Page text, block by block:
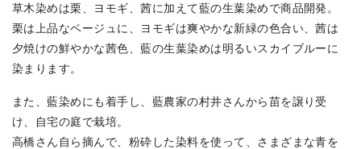
草木染めは栗、ヨモギ、茜に加えて藍の生葉染めで商品開発。
栗は上品なベージュに、ヨモギは爽やかな新緑の色合い、茜は
夕焼けの鮮やかな茜色、藍の生葉染めは明るいスカイブルーに
染まります。
また、藍染めにも着手し、藍農家の村井さんから苗を譲り受
け、自宅の庭で栽培。
高橋さん自ら摘んで、粉砕した染料を使って、さまざまな青を